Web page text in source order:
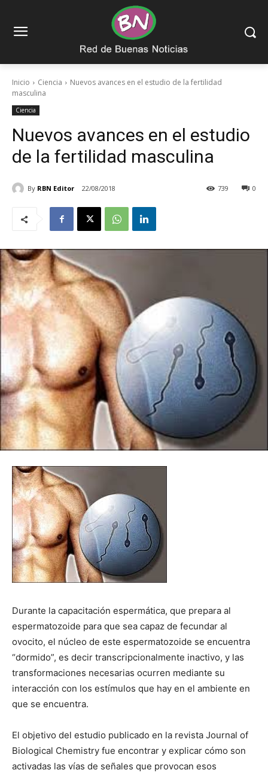
Inicio Ciencia
Nuevos avances en el estudio de la fertilidad
masculina
Ciencia
Nuevos avances en el estudio
de la fertilidad masculina
By RBN Editor 22/08/2018 0
739
Durante la capacitación espermática, que prepara al
espermatozoide para que sea capaz de fecundar al
ovocito, el núcleo de este espermatozoide se encuentra
“dormido”, es decir transcripcionalmente inactivo, y las
transformaciones necesarias ocurren mediante su
interacción con los estímulos que hay en el ambiente en
que se encuentra.
El objetivo del estudio publicado en la revista Journal of
Biological Chemistry fue encontrar y explicar cómo son
activadas las vías de señales que provocan esos